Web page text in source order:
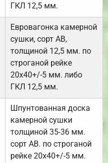
ГКЛ 12,5 мм.
Евровагонка камерной
сушки, сорт АВ,
толщиной 12,5 мм. по
строганой рейке
20х40+/-5 мм. либо
ГКЛ 12,5 мм.
Шпунтованная доска
камерной сушки
толщиной 35-36 мм.
сорт АВ. по строганой
рейке 20х40+/-5 мм.